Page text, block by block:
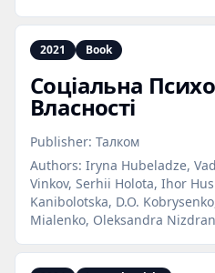
2021 Book
Соціальна
Власності
Publisher: Талком
Authors: Iryna Hubeladze,
Vinkov, Serhii Holota, Ihor
Kanibolotska, D.O.
Mialenko, Oleksandra